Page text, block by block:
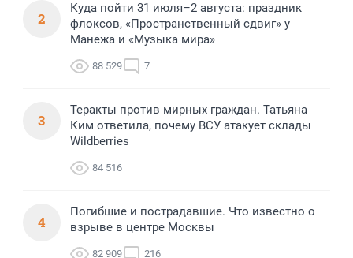
2
Куда пойти 31 июля–2 августа: праздник
флоксов, «Пространственный сдвиг» у
Манежа и «Музыка мира»
88 529 7
3
Теракты против мирных граждан. Татьяна
Ким ответила, почему ВСУ атакует склады
Wildberries
84 516
4
Погибшие и пострадавшие. Что известно о
взрыве в центре Москвы
82 909 216